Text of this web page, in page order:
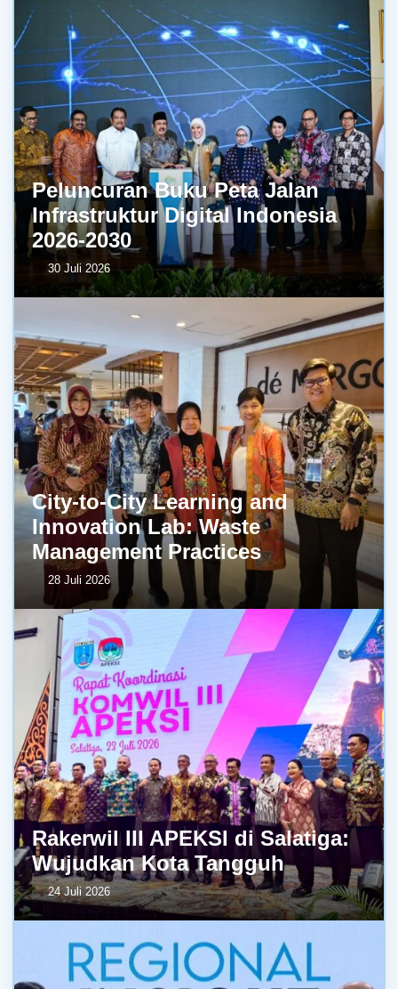
Peluncuran Buku Peta Jalan
Infrastruktur Digital Indonesia
2026-2030
30 Juli 2026
City-to-City Learning and
Innovation Lab: Waste
Management Practices
28 Juli 2026
Rakerwil III APEKSI di Salatiga:
Wujudkan Kota Tangguh
24 Juli 2026